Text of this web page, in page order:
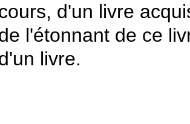
d'un livre
l'étonnant de ce
livre.